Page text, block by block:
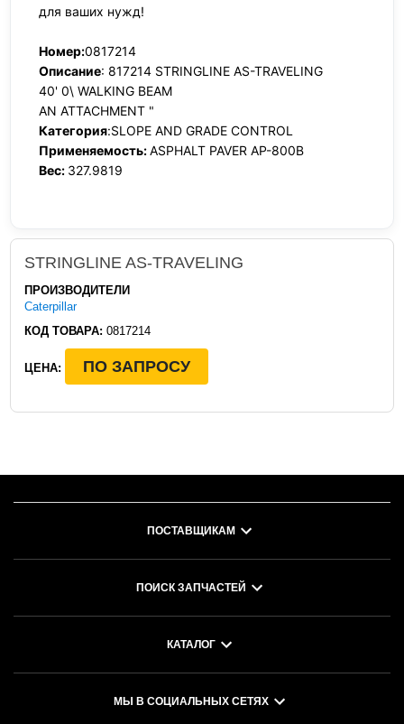
для ваших нужд!
Номер:0817214
Описание: 817214 STRINGLINE AS-TRAVELING
40' 0\ WALKING BEAM
AN ATTACHMENT "
Категория:SLOPE AND GRADE CONTROL
Применяемость:ASPHALT PAVER AP-800B
Вес: 327.9819
STRINGLINE AS-TRAVELING
ПРОИЗВОДИТЕЛИ
Caterpillar
КОД ТОВАРА: 0817214
ЦЕНА: ПО ЗАПРОСУ
ПОСТАВЩИКАМ
ПОИСК ЗАПЧАСТЕЙ
КАТАЛОГ
МЫ В СОЦИАЛЬНЫХ СЕТЯХ